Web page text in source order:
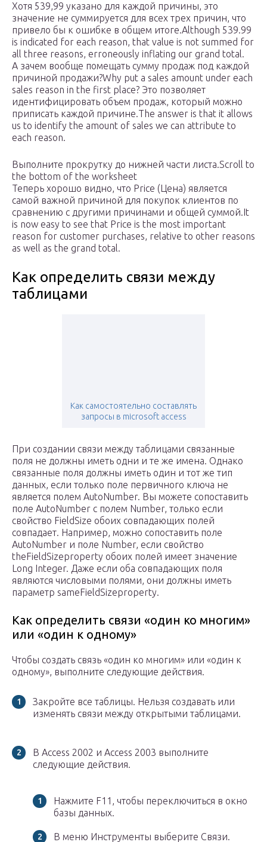
Хотя 539,99 указано для каждой причины, это
значение не суммируется для всех трех причин, что
привело бы к ошибке в общем итоге.Although 539.99
is indicated for each reason, that value is not summed for
all three reasons, erroneously inflating our grand total.
А зачем вообще помещать сумму продаж под каждой
причиной продажи?Why put a sales amount under each
sales reason in the first place? Это позволяет
идентифицировать объем продаж, который можно
приписать каждой причине.The answer is that it allows
us to identify the amount of sales we can attribute to
each reason.
Выполните прокрутку до нижней части листа.Scroll to
the bottom of the worksheet
Теперь хорошо видно, что Price (Цена) является
самой важной причиной для покупок клиентов по
сравнению с другими причинами и общей суммой.It
is now easy to see that Price is the most important
reason for customer purchases, relative to other reasons
as well as the grand total.
Как определить связи между
таблицами
Как самостоятельно составлять
запросы в microsoft access
При создании связи между таблицами связанные
поля не должны иметь одни и те же имена. Однако
связанные поля должны иметь один и тот же тип
данных, если только поле первичного ключа не
является полем AutoNumber. Вы можете сопоставить
поле AutoNumber с полем Number, только если
свойство FieldSize обоих совпадающих полей
совпадает. Например, можно сопоставить поле
AutoNumber и поле Number, если свойство
theFieldSizeproperty обоих полей имеет значение
Long Integer. Даже если оба совпадающих поля
являются числовыми полями, они должны иметь
параметр sameFieldSizeproperty.
Как определить связи «один ко многим»
или «один к одному»
Чтобы создать связь «один ко многим» или «один к
одному», выполните следующие действия.
Закройте все таблицы. Нельзя создавать или
изменять связи между открытыми таблицами.
В Access 2002 и Access 2003 выполните
следующие действия.
Нажмите F11, чтобы переключиться в окно
базы данных.
В меню Инструменты выберите Связи.